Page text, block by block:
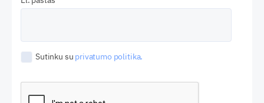
Sutinku su privatumo politika.